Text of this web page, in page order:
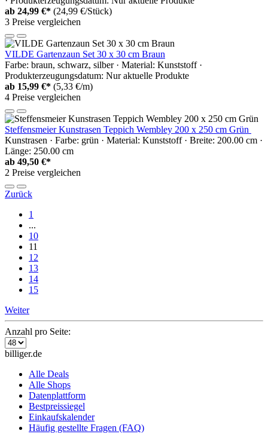
ab 24,99 €* (24,99 €/Stück)
3 Preise vergleichen
VILDE Gartenzaun Set 30 x 30 cm Braun
Farbe: braun, schwarz, silber · Material: Kunststoff ·
Produkterzeugungsdatum: Nur aktuelle Produkte
ab 15,99 €* (5,33 €/m)
4 Preise vergleichen
Steffensmeier Kunstrasen Teppich Wembley 200 x 250 cm Grün
Kunstrasen · Farbe: grün · Material: Kunststoff · Breite: 200.00 cm ·
Länge: 250.00 cm
ab 49,50 €*
2 Preise vergleichen
Zurück
1
...
10
11
12
13
14
15
Weiter
Anzahl pro Seite:
billiger.de
Alle Deals
Alle Shops
Datenplattform
Bestpreissiegel
Einkaufskalender
Häufig gestellte Fragen (FAQ)